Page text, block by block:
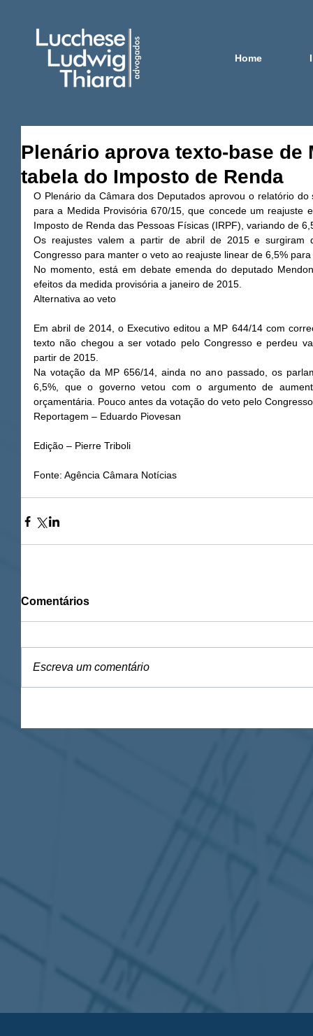
Home
Plenário aprova texto-base de
tabela do Imposto de Renda
O Plenário da Câmara dos Deputados aprovou o relatório
para a Medida Provisória 670/15, que concede um reajuste
Imposto de Renda das Pessoas Físicas (IRPF), variando de
Os reajustes valem a partir de abril de 2015 e surgiram
Congresso para manter o veto ao reajuste linear de 6,5%
No momento, está em debate emenda do deputado
efeitos da medida provisória a janeiro de 2015.
Alternativa ao veto
Em abril de 2014, o Executivo editou a MP 644/14 com
texto não chegou a ser votado pelo Congresso e perdeu
partir de 2015.
Na votação da MP 656/14, ainda no ano passado, os
6,5%, que o governo vetou com o argumento de
orçamentária. Pouco antes da votação do veto pelo
Reportagem – Eduardo Piovesan
Edição – Pierre Triboli
Fonte: Agência Câmara Notícias
Comentários
Escreva um comentário